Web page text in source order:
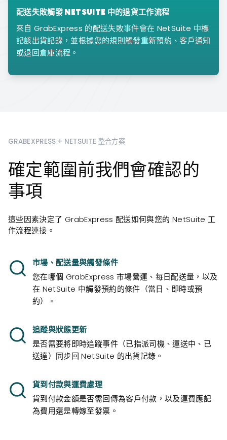
配送失敗觸發 NETSUITE 中的退貨工作流程
來自 GrabExpress 的配送失敗事件會在 NetSuite 中標
記該出貨記錄，並根據您的規則觸發重新預約、客戶通知
或退回倉庫流程。
GRABEXPRESS + NETSUITE 整合方案
確定範圍前我們會確認的
事項
這些因素決定了 GrabExpress 配送如何與您的 NetSuite 工
作流程連接。
市場、配送量與觸發條件
您在哪個 GrabExpress 市場營運、每日配送量，以及
在 NetSuite 中觸發預約的條件（當日、即時或預
約）。
追蹤與狀態更新
是否需要將即時追蹤事件（已指派司機、運送中、已
送達）同步回 NetSuite 的出貨記錄。
貨到付款與運費處理
貨到付款金額是否需回傳為客戶付款，以及運費應記
為費用還是轉嫁至發票。